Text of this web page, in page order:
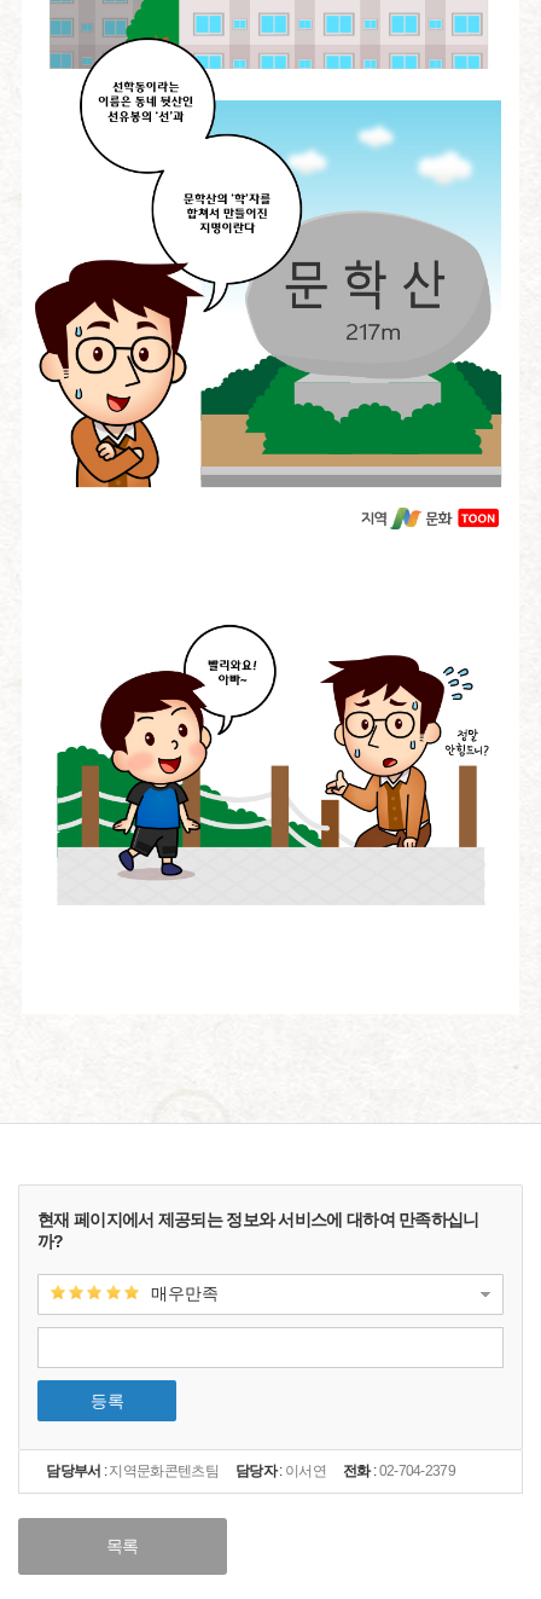
현재 페이지에서 제공되는 정보와 서비스에 대하여 만족하십니
까?
매우만족
등록
담당부서 :지역문화콘텐츠팀 담당자: 이서연 전화:02-704-2379
목록